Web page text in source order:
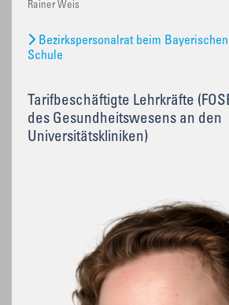
Rainer Weis
Bezirkspersonalrat beim
Schule
Tarifbeschäftigte Lehrkräfte
des Gesundheitswesens an den
Universitätskliniken)